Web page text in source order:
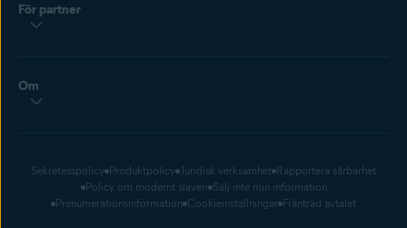
För partner
Om
Sekretesspolicy Produktpolicy Juridisk verksamhet Rapportera sårbarhet
Policy om modernt slaveri Sälj inte min information
Prenumerationsinformation Cookieinställningar Frånträd avtalet